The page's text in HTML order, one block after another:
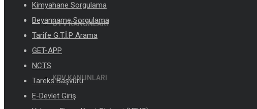
ÖTV KANUNLARI
KDV KANUNLARI
Kimyahane Sorgulama
Beyanname Sorgulama
Tarife G.T.İ.P Arama
GET-APP
NCTS
Tareks Başvuru
E-Devlet Giriş